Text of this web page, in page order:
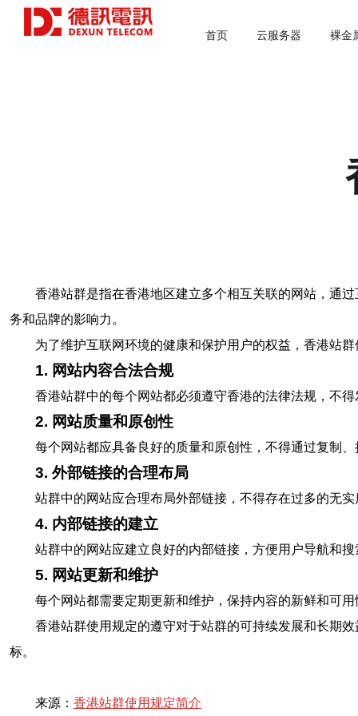
首页 云服务器 裸金
香港站群是指在香港地区建立多个相互关联的网站，通
务和品牌的影响力。
为了维护互联网环境的健康和保护用户的权益，香港站
1. 网站内容合法合规
香港站群中的每个网站都必须遵守香港的法律法规，不
2. 网站质量和原创性
每个网站都应具备良好的质量和原创性，不得通过复制
3. 外部链接的合理布局
站群中的网站应合理布局外部链接，不得存在过多的无
4. 内部链接的建立
站群中的网站应建立良好的内部链接，方便用户导航和
5. 网站更新和维护
每个网站都需要定期更新和维护，保持内容的新鲜和可
香港站群使用规定的遵守对于站群的可持续发展和长期
标。
来源： 香港站群使用规定简介